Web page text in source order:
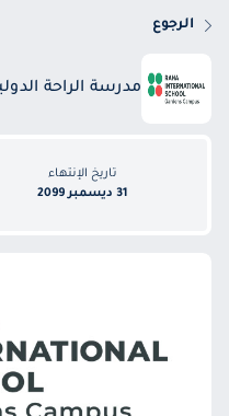
الرجوع
مدرسة الراحة
تاريخ الإنتهاء
31 ديسمبر 2099